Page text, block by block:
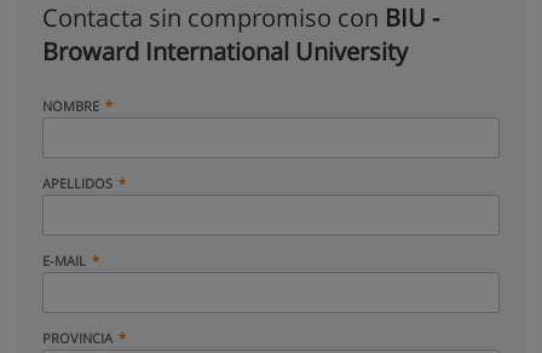
Contacta sin compromiso con BIU -
Broward International University
NOMBRE
APELLIDOS
E-MAIL
PROVINCIA